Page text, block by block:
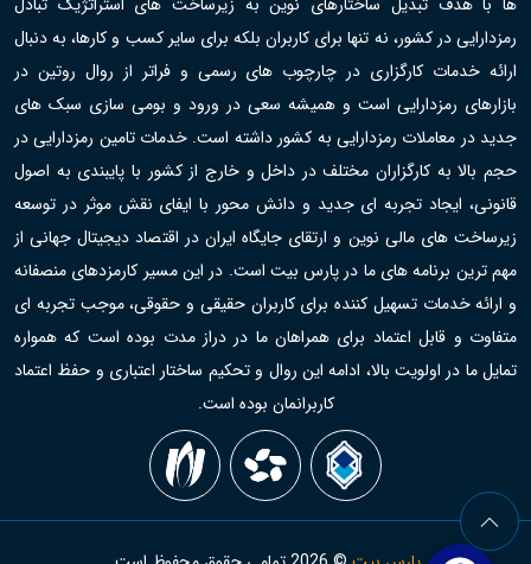
ها با هدف تبدیل ساختارهای نوین به زیرساخت های استراتژیک تبادل
رمزدارایی در کشور، نه تنها برای کاربران بلکه برای سایر کسب و کارها، به دنبال
ارائه خدمات کارگزاری در چارچوب های رسمی و فراتر از روال روتین در
بازارهای رمزدارایی است و همیشه سعی در ورود و بومی سازی سبک های
جدید در معاملات رمزدارایی به کشور داشته است. خدمات تامین رمزدارایی در
حجم بالا به کارگزاران مختلف در داخل و خارج از کشور با پایبندی به اصول
قانونی، ایجاد تجربه ای جدید و دانش محور با ایفای نقش موثر در توسعه
زیرساخت های مالی نوین و ارتقای جایگاه ایران در اقتصاد دیجیتال جهانی از
مهم ترین برنامه های ما در پارس بیت است. در این مسیر کارمزدهای منصفانه
و ارائه خدمات تسهیل کننده برای کاربران حقیقی و حقوقی، موجب تجربه ای
متفاوت و قابل اعتماد برای همراهان ما در دراز مدت بوده است که همواره
تمایل ما در اولویت بالا، ادامه این روال و تحکیم ساختار اعتباری و حفظ اعتماد
کاربرانمان بوده است.